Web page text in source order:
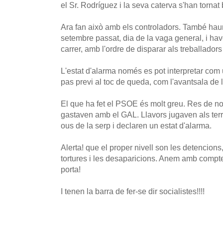
el Sr. Rodríguez i la seva caterva s'han tornat
Ara fan això amb els controladors. També
setembre passat, dia de la vaga general, i
carrer, amb l'ordre de disparar als
L'estat d'alarma només es pot interpretar
pas previ al toc de queda, com l'avantsala de
El que ha fet el PSOE és molt greu. Res de
gastaven amb el GAL. Llavors jugaven als
ous de la serp i declaren un estat d'alarma.
Alerta! que el proper nivell son les
tortures i les desaparicions. Anem amb
porta!
I tenen la barra de fer-se dir socialistes!!!!